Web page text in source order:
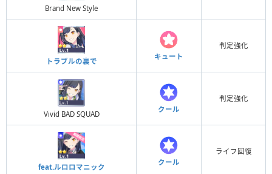
Brand New Style
トラブルの裏で
キュート
判定強化
Vivid BAD SQUAD
クール
判定強化
feat.ルロロマニック
クール
ライフ回復